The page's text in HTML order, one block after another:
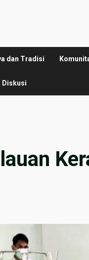
dan Tradisi
Diskusi